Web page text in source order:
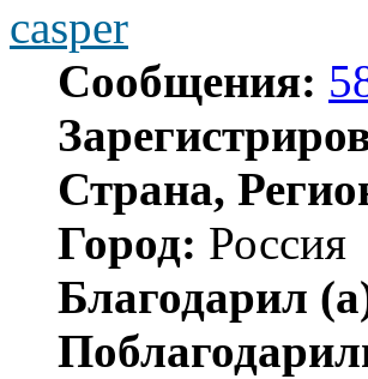
casper
Сообщения:
Страна,
Город: Россия
Благодарил